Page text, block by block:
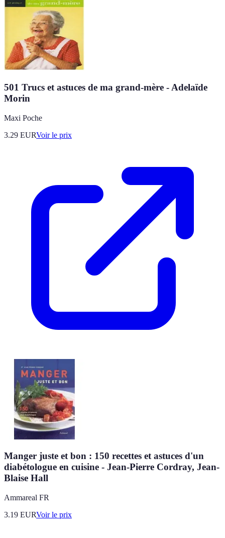
501 Trucs et astuces de ma grand-mère - Adelaïde
Morin
Maxi Poche
3.29 EURVoir le prix
Manger juste et bon : 150 recettes et astuces d'un
diabétologue en cuisine - Jean-Pierre Cordray, Jean-
Blaise Hall
Ammareal FR
3.19 EURVoir le prix